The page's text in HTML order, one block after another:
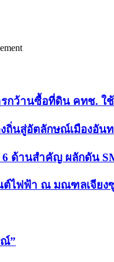
กว้านซื้อที่ดิน คทช. ใ
ถิ่นสู่อัตลักษณ์เมืองอัน
ด้านสำคัญ ผลักดัน
ต์ไฟฟ้า ณ มณฑลเจียง
”